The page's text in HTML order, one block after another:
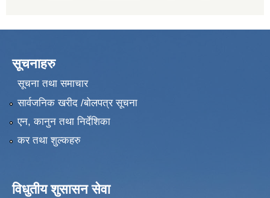
सूचनाहरु
सूचना तथा समाचार
सार्वजनिक खरीद /बोलपत्र सूचना
एन, कानुन तथा निर्देशिका
कर तथा शुल्कहरु
विधुतीय शुसासन सेवा